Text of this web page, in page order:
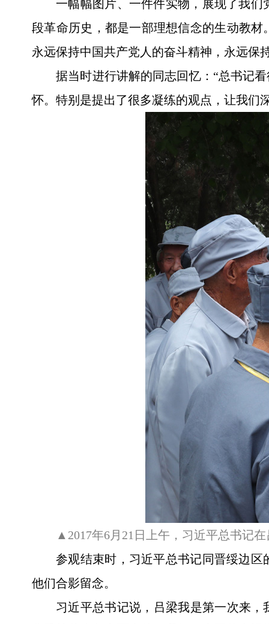
一幅幅图片、一件件实物，展现了我
段革命历史，都是一部理想信念的生动教
永远保持中国共产党人的奋斗精神，永远保
据当时进行讲解的同志回忆：“总书记
怀。特别是提出了很多凝练的观点，让我们
▲2017年6月21日上午，习近平总书记
参观结束时，习近平总书记同晋绥边
他们合影留念。
习近平总书记说，吕梁我是第一次来